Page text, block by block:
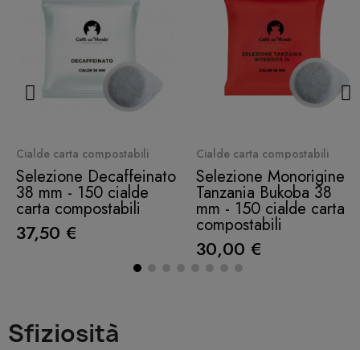
Quick View
Cialde carta compostabili
Selezione Decaffeinato
38 mm - 150 cialde
carta compostabili
37,50 €
Quick View
Cialde carta compostabili
Selezione Monorigine
Tanzania Bukoba 38
mm - 150 cialde carta
compostabili
30,00 €
Sfiziosità